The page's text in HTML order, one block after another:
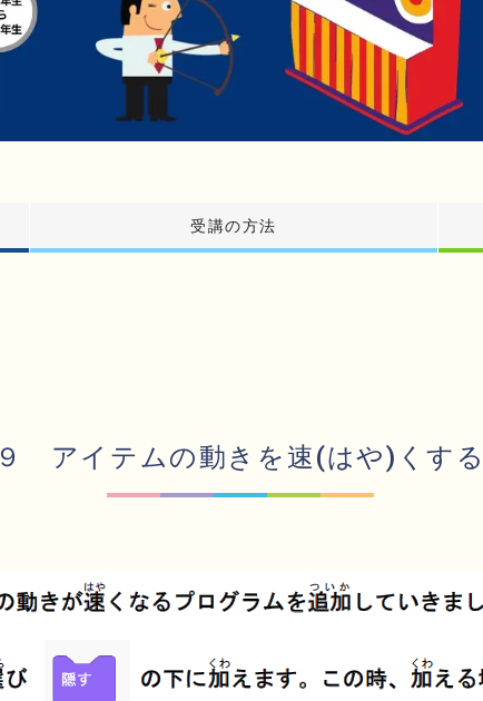
受講の方法
９ アイテムの動きを速(はや)くす